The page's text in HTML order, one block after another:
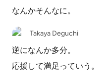
なんかそんなに。
Takaya Deguchi
逆になんか多分。
応援して満足っていう。